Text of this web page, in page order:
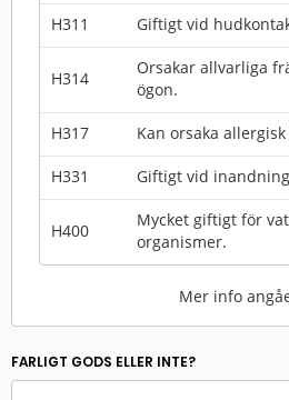
H311 Giftigt vid
H314
Orsakar allvarliga
ögon.
H317 Kan orsaka
H331 Giftigt vid
H400
Mycket giftigt för
organismer.
Mer info
FARLIGT GODS ELLER INTE?